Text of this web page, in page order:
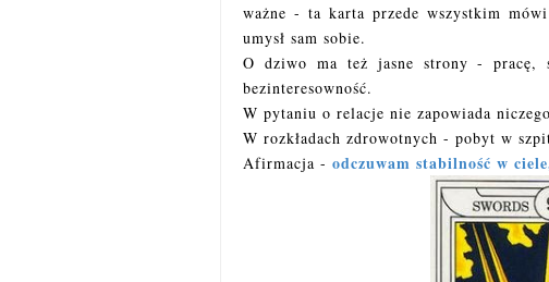
ważne - ta karta przede wszystkim
umysł sam sobie.
O dziwo ma też jasne strony - pracę,
bezinteresowność.
W pytaniu o relacje nie zapowiada
W rozkładach zdrowotnych - pobyt w
Afirmacja - odczuwam stabilność w